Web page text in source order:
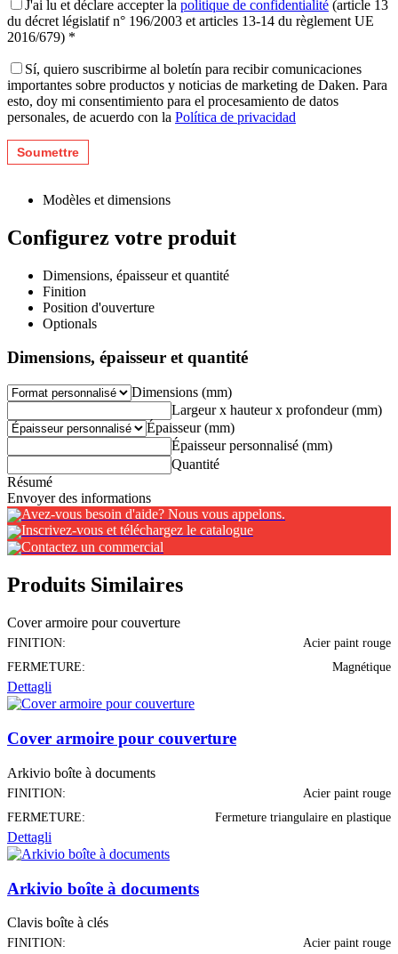
J'ai lu et déclare accepter la politique de confidentialité (article 13
du décret législatif n° 196/2003 et articles 13-14 du règlement UE
2016/679) *
Sí, quiero suscribirme al boletín para recibir comunicaciones
importantes sobre productos y noticias de marketing de Daken. Para
esto, doy mi consentimiento para el procesamiento de datos
personales, de acuerdo con la Política de privacidad
Modèles et dimensions
Configurez votre produit
Dimensions, épaisseur et quantité
Finition
Position d'ouverture
Optionals
Dimensions, épaisseur et quantité
Dimensions (mm)
Largeur x hauteur x profondeur (mm)
Épaisseur (mm)
Épaisseur personnalisé (mm)
Quantité
Résumé
Envoyer des informations
Avez-vous besoin d'aide? Nous vous appelons.
Inscrivez-vous et téléchargez le catalogue
Contactez un commercial
Produits Similaires
Cover armoire pour couverture
FINITION:
Acier paint rouge
FERMETURE:
Magnétique
Dettagli
Cover armoire pour couverture
Arkivio boîte à documents
FINITION:
Acier paint rouge
FERMETURE:
Fermeture triangulaire en plastique
Dettagli
Arkivio boîte à documents
Clavis boîte à clés
FINITION: Acier paint rouge